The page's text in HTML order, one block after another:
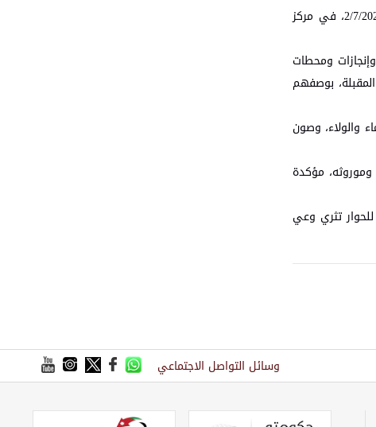
واستُهلت السلسلة، التي تُنفذ في محافظة البلقاء، بمحاضرة قدمتها مديرة مديرية ثقافة البلقاء، الدكتورة منى سعود يوم الخميس 2/7/2026، في مركز
ومحطات
بوصفهم
والولاء، وصون
مؤكدة
تثري وعي
وسائل التواصل الاجتماعي